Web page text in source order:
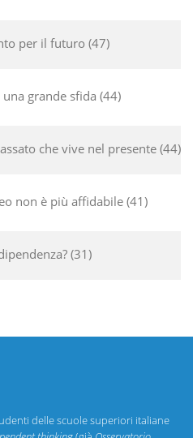
per il futuro 47
grande sfida 44
che vive nel presente 44
non è più affidabile 41
31
delle scuole superiori italiane